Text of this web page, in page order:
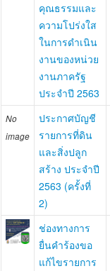
คุณธรรมและ
ความโปร่งใส
ในการดำเนิน
งานของหน่วย
งานภาครัฐ
ประจำปี 2563
No
image
ประกาศบัญชี
รายการที่ดิน
และสิ่งปลูก
สร้าง ประจำปี
2563 (ครั้งที่
2)
ช่องทางการ
ยื่นคำร้องขอ
แก้ไขรายการ